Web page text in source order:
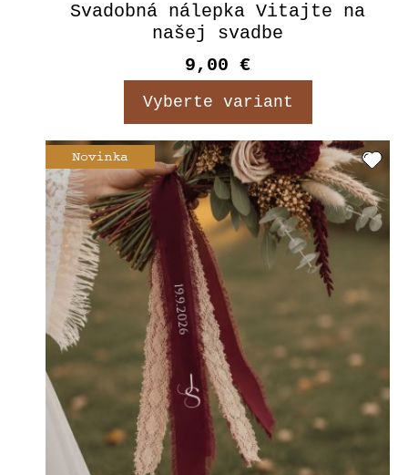
Svadobná nálepka Vitajte na
našej svadbe
9,00 €
Vyberte variant